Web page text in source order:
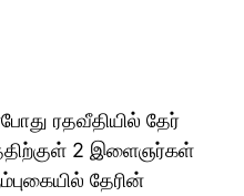
ரதவீதியில் தேர்
2 இளைஞர்கள்
தேரின்